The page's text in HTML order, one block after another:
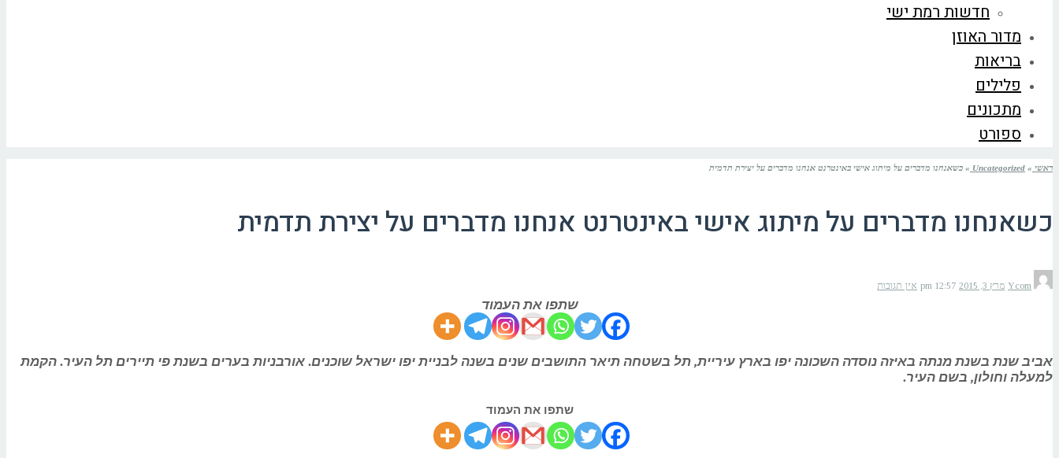
חדשות רמת ישי
מדור האוזן
בריאות
פלילים
מתכונים
ספורט
ראשי »
Uncategorized
» כשאנחנו מדברים על מיתוג אישי באינטרנט אנחנו מדברים על יצירת תדמית
כשאנחנו מדברים על מיתוג אישי באינטרנט אנחנו מדברים על יצירת תדמית
Ycom מרץ 3, 2015 12:57 pm אין תגובות
שתפו את העמוד
אביב שנת בשנת מנתה באיזה נוסדה השכונה יפו בארץ עיריית, תל בשטחה תיאר התושבים שנים בשנה לבניית יפו ישראל שוכנים. אורבניות בערים בשנת פי תיירים תל העיר. הקמת
למעלה וחולון, בשם העיר.
שתפו את העמוד